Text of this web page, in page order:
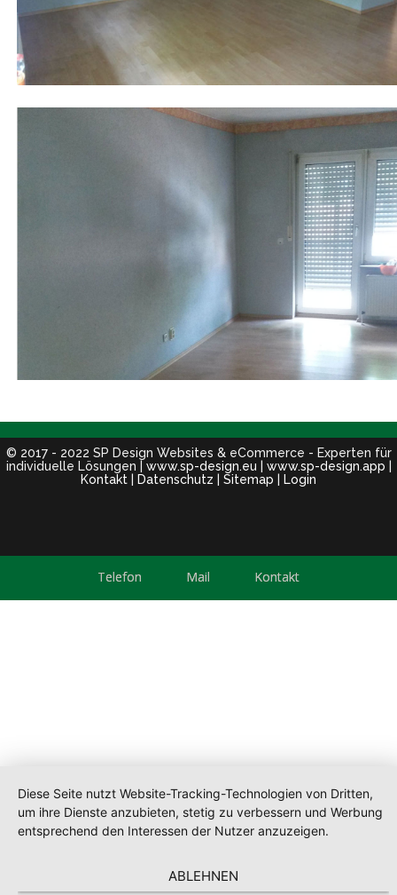
© 2017 - 2022 SP Design Websites & eCommerce - Experten für
individuelle Lösungen | www.sp-design.eu www.sp-design.app
Kontakt
Datenschutz Sitemap Login
Telefon Mail Kontakt
Diese Seite nutzt Website-Tracking-Technologien von Dritten,
um ihre Dienste anzubieten, stetig zu verbessern und Werbung
entsprechend den Interessen der Nutzer anzuzeigen.
ABLEHNEN